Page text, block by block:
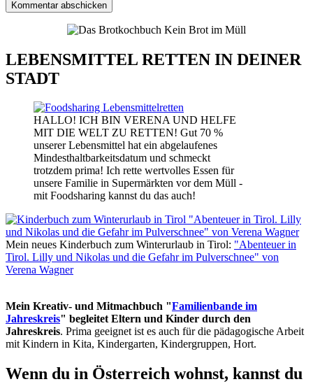
LEBENSMITTEL RETTEN IN DEINER
STADT
HALLO! ICH BIN VERENA UND HELFE
MIT DIE WELT ZU RETTEN! Gut 70 %
unserer Lebensmittel hat ein abgelaufenes
Mindesthaltbarkeitsdatum und schmeckt
trotzdem prima! Ich rette wertvolles Essen für
unsere Familie in Supermärkten vor dem Müll -
mit Foodsharing kannst du das auch!
Mein neues Kinderbuch zum Winterurlaub in Tirol: "Abenteuer in
Tirol. Lilly und Nikolas und die Gefahr im Pulverschnee" von
Verena Wagner
Mein Kreativ- und Mitmachbuch "Familienbande im
Jahreskreis" begleitet Eltern und Kinder durch den
Jahreskreis. Prima geeignet ist es auch für die pädagogische Arbeit
mit Kindern in Kita, Kindergarten, Kindergruppen, Hort.
Wenn du in Österreich wohnst, kannst du